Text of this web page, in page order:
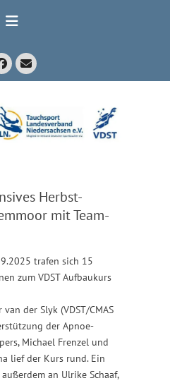
Facebook
E-
Mail
Tauchsport
Landesverband
Herbst-
mit Team-
trafen sich 15
zum VDST Aufbaukurs
der Slyk (VDST/CMAS
der Apnoe-
Michael Frenzel und
lief der Kurs rund. Ein
an Ulrike Schaaf,